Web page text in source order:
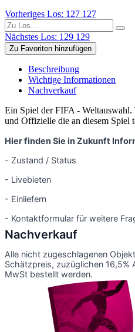
Vorheriges Los: 127 127
Nächstes Los: 129 129
Zu Favoriten hinzufügen
Beschreibung
Wichtige Informationen
Nachverkauf
Ein Spiel der FIFA -
und Offizielle die an diesem Spiel
Hier finden Sie in Zukunft
- Zustand / Status
- Livebieten
- Einliefern
- Kontaktformular für weitere
Nachverkauf
Alle nicht zugeschlagenen
Schätzpreis, zuzüglichen 16,5%
MwSt bestellt werden.